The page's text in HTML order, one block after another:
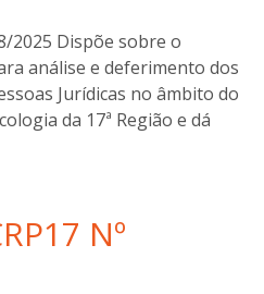
2025 Dispõe sobre o
análise e deferimento dos
Jurídicas no âmbito do
da 17ª Região e dá
Nº